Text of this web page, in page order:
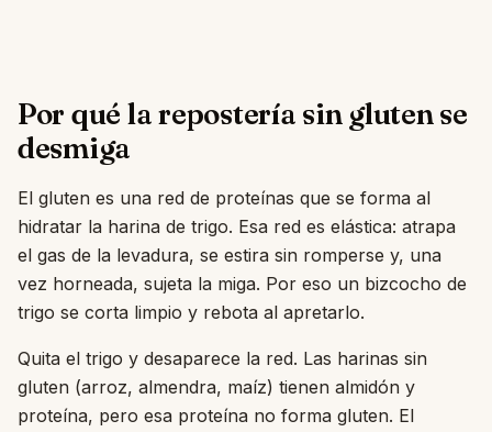
Por qué la repostería sin gluten se
desmiga
El gluten es una red de proteínas que se forma al
hidratar la harina de trigo. Esa red es elástica: atrapa
el gas de la levadura, se estira sin romperse y, una
vez horneada, sujeta la miga. Por eso un bizcocho de
trigo se corta limpio y rebota al apretarlo.
Quita el trigo y desaparece la red. Las harinas sin
gluten (arroz, almendra, maíz) tienen almidón y
proteína, pero esa proteína no forma gluten. El